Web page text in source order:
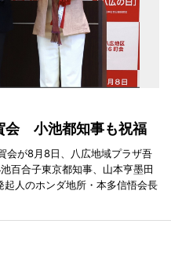
会 小池都知事も祝福
会が8月8日、八広地域プラザ吾
百合子東京都知事、山本亨墨田
人のホンダ地所・本多信悟会長